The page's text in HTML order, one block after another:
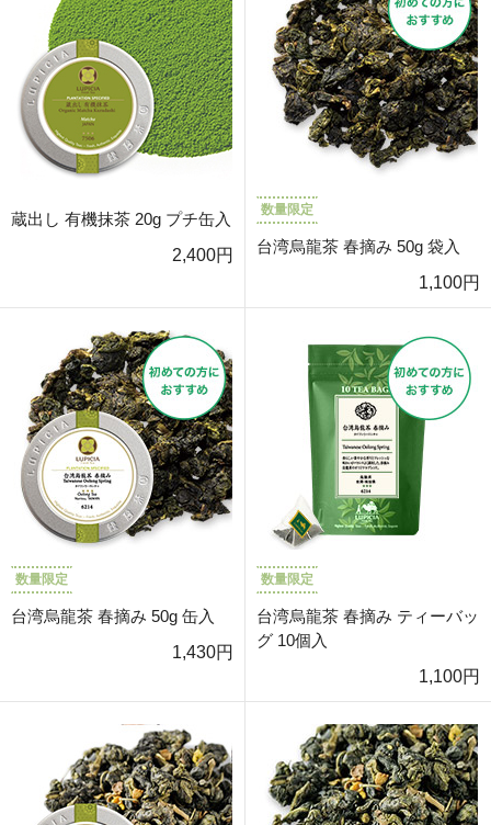
蔵出し 有機抹茶 20g プチ缶入
2,400円
数量限定
台湾烏龍茶 春摘み 50g 袋入
1,100円
数量限定
台湾烏龍茶 春摘み 50g 缶入
1,430円
数量限定
台湾烏龍茶 春摘み ティーバッ
グ 10個入
1,100円